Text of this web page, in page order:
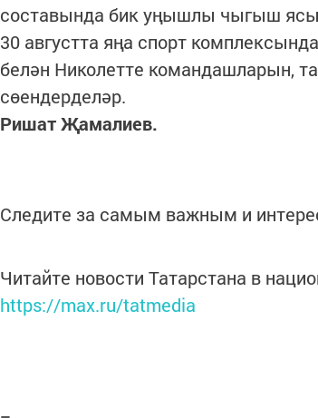
составында бик уңышлы чыгыш
30 августта яңа спорт
белән Николетте командашларын,
сөендерделәр.
Ришат Җамалиев.
Следите за самым важным и
Читайте новости Татарстана в
https://max.ru/tatmedia